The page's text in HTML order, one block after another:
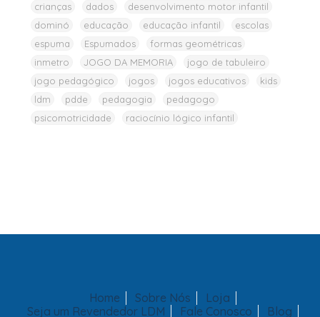
crianças
dados
desenvolvimento motor infantil
dominó
educação educação infantil
escolas
espuma
Espumados
formas geométricas
inmetro
JOGO DA MEMORIA
jogo de tabuleiro
jogo pedagógico
jogos jogos educativos
kids
ldm
pdde pedagogia
pedagogo
psicomotricidade
raciocínio lógico infantil
Home Sobre Nós
Loja
Seja um Revendedor LDM
Fale Conosco Blog